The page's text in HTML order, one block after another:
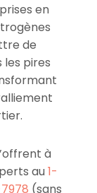
en
de
les pires
à
au1-
(sans